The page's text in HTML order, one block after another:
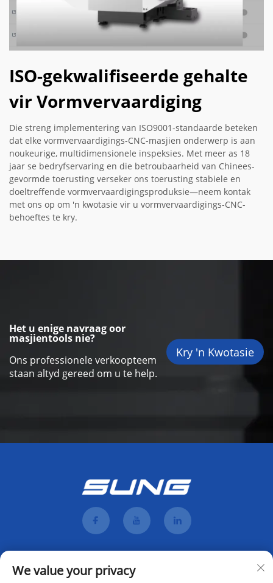
ISO-gekwalifiseerde gehalte
vir Vormvervaardiging
Die streng implementering van ISO9001-standaarde beteken
dat elke vormvervaardigings-CNC-masjien onderwerp is aan
noukeurige, multidimensionele inspeksies. Met meer as 18
jaar se bedryfservaring en die betroubaarheid van Chinees-
gevormde toerusting verseker ons toerusting stabiele en
doeltreffende vormvervaardigingsproduksie—neem kontak
met ons op om 'n kwotasie vir u vormvervaardigings-CNC-
behoeftes te kry.
Het u enige navraag oor
masjientools nie?
Ons professionele verkoopteem
staan altyd gereed om u te help.
Kry 'n Kwotasie
We value your privacy